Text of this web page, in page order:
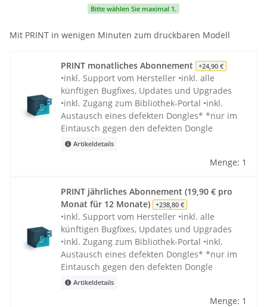
Bitte wählen Sie maximal 1.
Mit PRINT in wenigen Minuten zum druckbaren Modell
PRINT monatliches Abonnement +24,90 €
•inkl. Support vom Hersteller •inkl. alle
künftigen Bugfixes, Updates und Upgrades
•inkl. Zugang zum Bibliothek-Portal •inkl.
Austausch eines defekten Dongles* *nur im
Eintausch gegen den defekten Dongle
Artikeldetails
Menge: 1
PRINT jährliches Abonnement (19,90 € pro
Monat für 12 Monate)
+238,80 €
•inkl. Support vom Hersteller •inkl. alle
künftigen Bugfixes, Updates und Upgrades
•inkl. Zugang zum Bibliothek-Portal •inkl.
Austausch eines defekten Dongles* *nur im
Eintausch gegen den defekten Dongle
Artikeldetails
Menge: 1